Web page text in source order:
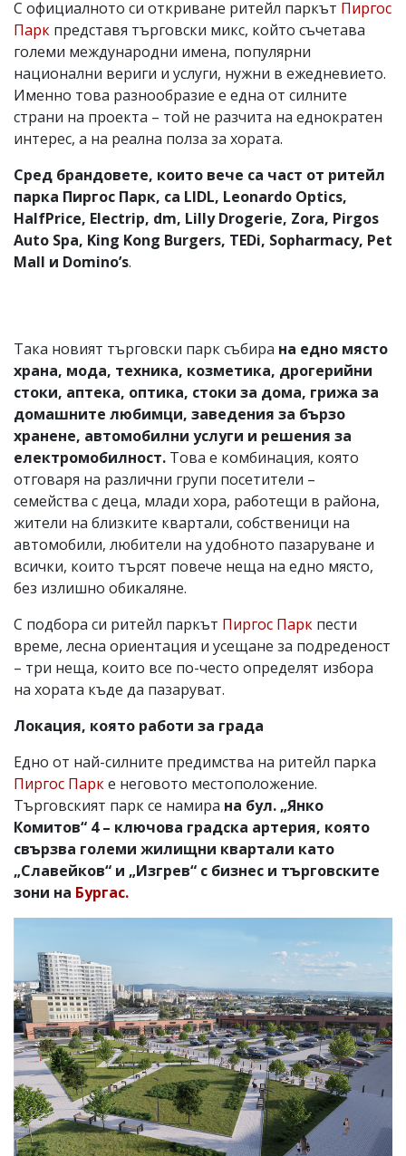
С официалното си откриване ритейл паркът Пиргос
Парк представя търговски микс, който съчетава
големи международни имена, популярни
национални вериги и услуги, нужни в ежедневието.
Именно това разнообразие е една от силните
страни на проекта – той не разчита на еднократен
интерес, а на реална полза за хората.
Сред брандовете, които вече са част от ритейл
парка Пиргос Парк, са LIDL, Leonardo Optics,
HalfPrice, Electrip, dm, Lilly Drogerie, Zora, Pirgos
Auto Spa, King Kong Burgers, TEDi, Sopharmacy, Pet
Mall и Domino’s.
Така новият търговски парк събира на едно място
храна, мода, техника, козметика, дрогерийни
стоки, аптека, оптика, стоки за дома, грижа за
домашните любимци, заведения за бързо
хранене, автомобилни услуги и решения за
електромобилност. Това е комбинация, която
отговаря на различни групи посетители –
семейства с деца, млади хора, работещи в района,
жители на близките квартали, собственици на
автомобили, любители на удобното пазаруване и
всички, които търсят повече неща на едно място,
без излишно обикаляне.
С подбора си ритейл паркът Пиргос Парк пести
време, лесна ориентация и усещане за подреденост
– три неща, които все по-често определят избора
на хората къде да пазаруват.
Локация, която работи за града
Едно от най-силните предимства на ритейл парка
Пиргос Парке неговото местоположение.
Търговският парк се намира на бул. „Янко
Комитов“ 4 – ключова градска артерия, която
свързва големи жилищни квартали като
„Славейков“ и „Изгрев“ с бизнес и търговските
зони на Бургас.